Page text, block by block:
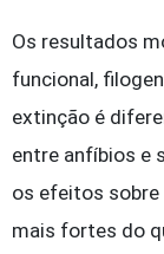
Os resultados
funcional,
extinção é
entre anfíbios e
os efeitos
mais fortes do